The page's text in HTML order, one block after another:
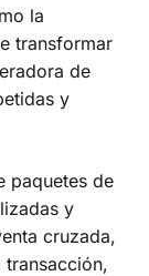
la
transformar
de
y
paquetes de
y
cruzada,